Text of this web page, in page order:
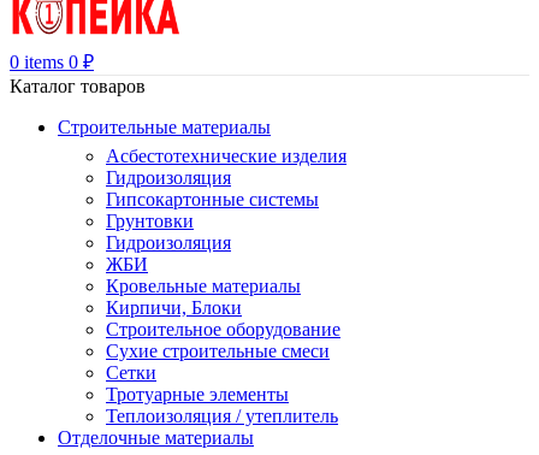
0 items 0 ₽
Каталог товаров
Строительные материалы
Асбестотехнические изделия
Гидроизоляция
Гипсокартонные системы
Грунтовки
Гидроизоляция
ЖБИ
Кровельные материалы
Кирпичи, Блоки
Строительное оборудование
Сухие строительные смеси
Сетки
Тротуарные элементы
Теплоизоляция / утеплитель
Отделочные материалы